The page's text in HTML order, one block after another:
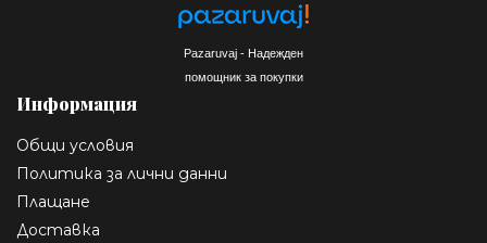
Pazaruvaj - Надежден
помощник за покупки
Информация
Общи условия
Политика за лични данни
Плащане
Доставка